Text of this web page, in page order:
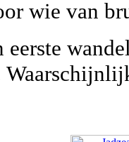
wie van
eerste